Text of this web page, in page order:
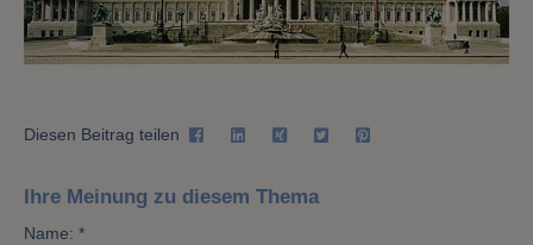
Diesen Beitrag teilen
Ihre Meinung zu diesem Thema
Name: *